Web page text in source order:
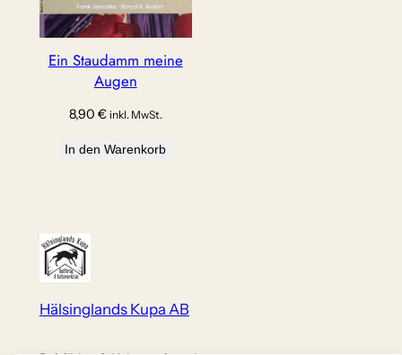
Ein Staudamm meine
Augen
8,90 € inkl. MwSt.
In den Warenkorb
Hälsinglands Kupa AB